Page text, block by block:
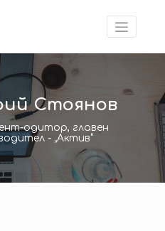
Стоянов
одитор, главен
- „Актив“